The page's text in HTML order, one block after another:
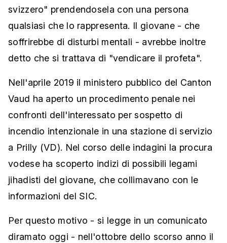
svizzero" prendendosela con una persona
qualsiasi che lo rappresenta. Il giovane - che
soffrirebbe di disturbi mentali - avrebbe inoltre
detto che si trattava di "vendicare il profeta".
Nell'aprile 2019 il ministero pubblico del Canton
Vaud ha aperto un procedimento penale nei
confronti dell'interessato per sospetto di
incendio intenzionale in una stazione di servizio
a Prilly (VD). Nel corso delle indagini la procura
vodese ha scoperto indizi di possibili legami
jihadisti del giovane, che collimavano con le
informazioni del SIC.
Per questo motivo - si legge in un comunicato
diramato oggi - nell'ottobre dello scorso anno il